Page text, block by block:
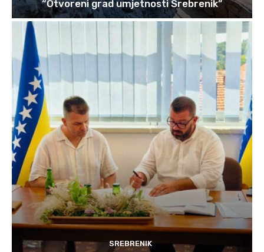
“Otvoreni grad umjetnosti Srebrenik”
SREBRENIK